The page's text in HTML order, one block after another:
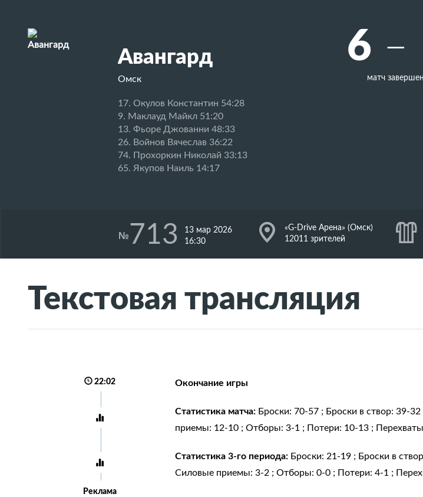
Авангард
Омск
17. Окулов Константин 54:28
9. Маклауд Майкл 51:20
13. Фьоре Джованни 48:33
26. Войнов Вячеслав 36:22
74. Прохоркин Николай 33:13
65. Якупов Наиль 14:17
6 –
матч завершен
№713
13 мар 2026
16:30
J
«G-Drive Арена» (Омск)
12011 зрителей
K
Текстовая трансляция
22:02 Окончание игры
Статистика матча: Броски: 70-57 ; Броски в створ: 39-
приемы: 12-10 ; Отборы: 3-1 ; Потери: 10-13 ;
Статистика 3-го периода: Броски: 21-19 ; Броски в
Силовые приемы: 3-2 ; Отборы: 0-0 ; Потери: 4-1 ;
Реклама